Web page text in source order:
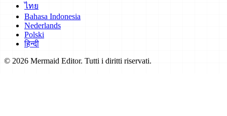
ไทย
Bahasa Indonesia
Nederlands
Polski
हिन्दी
© 2026 Mermaid Editor. Tutti i diritti riservati.